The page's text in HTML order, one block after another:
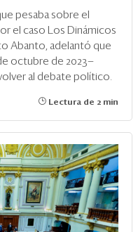
pesaba sobre el
el caso Los Dinámicos
Abanto, adelantó que
octubre de 2023—
al debate político.
Lectura de 2 min